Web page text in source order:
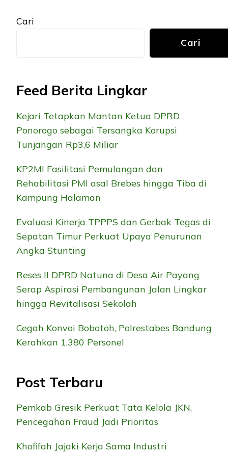
Cari
Cari
Feed Berita Lingkar
Kejari Tetapkan Mantan Ketua DPRD
Ponorogo sebagai Tersangka Korupsi
Tunjangan Rp3,6 Miliar
KP2MI Fasilitasi Pemulangan dan
Rehabilitasi PMI asal Brebes hingga Tiba di
Kampung Halaman
Evaluasi Kinerja TPPPS dan Gerbak Tegas di
Sepatan Timur Perkuat Upaya Penurunan
Angka Stunting
Reses II DPRD Natuna di Desa Air Payang
Serap Aspirasi Pembangunan Jalan Lingkar
hingga Revitalisasi Sekolah
Cegah Konvoi Bobotoh, Polrestabes Bandung
Kerahkan 1.380 Personel
Post Terbaru
Pemkab Gresik Perkuat Tata Kelola JKN,
Pencegahan Fraud Jadi Prioritas
Khofifah Jajaki Kerja Sama Industri